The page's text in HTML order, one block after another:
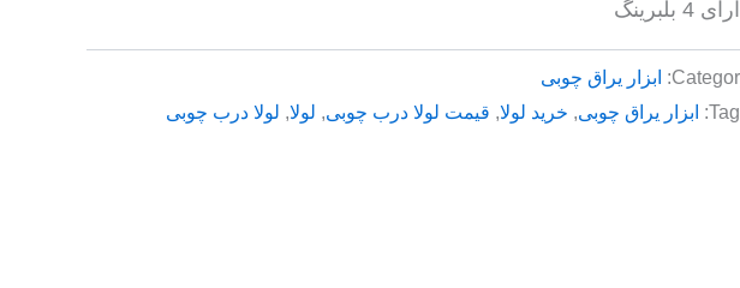
4 بلبرینگ
ابزار یراق چوبی
ابزار یراق چوبی, خرید لولا, قیمت لولا درب چوبی, لولا, لولا درب چوبی